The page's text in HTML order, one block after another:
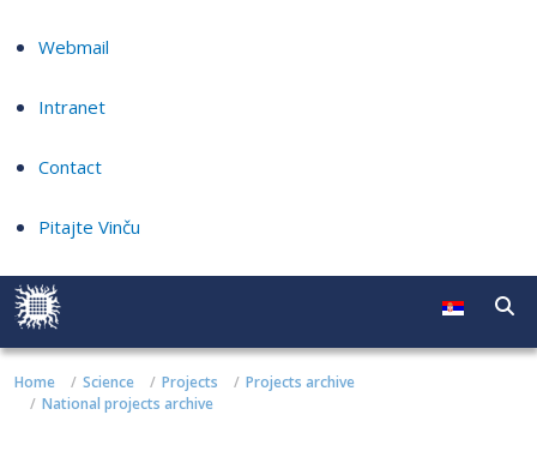
Webmail
Intranet
Contact
Pitajte Vinču
Home Science Projects
Projects archive
National projects archive